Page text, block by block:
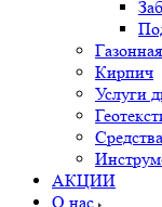
Кирпич
Услуги
АКЦИИ
О нас